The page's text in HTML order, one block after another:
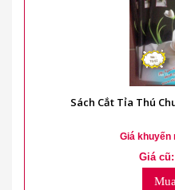
Sách Cắt Tỉa Thú
Giá khuyến
Giá